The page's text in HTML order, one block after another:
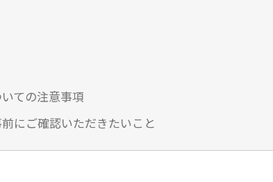
ての注意事項
にご確認いただきたいこと